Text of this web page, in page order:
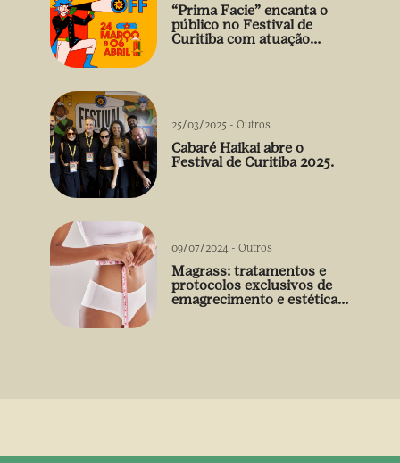
“Prima Facie” encanta o
público no Festival de
Curitiba com atuação
25/03/2025 - Outros
Cabaré Haikai abre o
Festival de Curitiba 2025.
09/07/2024 - Outros
Magrass: tratamentos e
protocolos exclusivos de
emagrecimento e estética